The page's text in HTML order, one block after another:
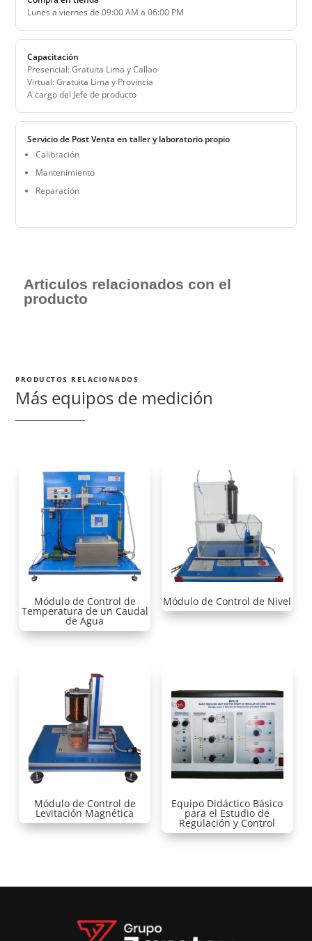
Lunes a viernes de 09:00 AM a 06:00 PM
Capacitación
Presencial: Gratuita Lima y Callao
Virtual: Gratuita Lima y Provincia
A cargo del Jefe de producto
Servicio de Post Venta en taller y laboratorio propio
Calibración
Mantenimiento
Reparación
Articulos relacionados con el
producto
PRODUCTOS RELACIONADOS
Más equipos de medición
Módulo de Control de
Temperatura de un Caudal
de Agua
Módulo de Control de Nivel
Módulo de Control de
Levitación Magnética
Equipo Didáctico Básico
para el Estudio de
Regulación y Control